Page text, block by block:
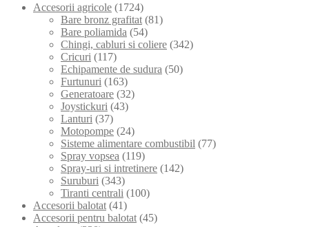
Accesorii agricole (1724)
Bare bronz grafitat (81)
Bare poliamida (54)
Chingi, cabluri si coliere (342)
Cricuri (117)
Echipamente de sudura (50)
Furtunuri (163)
Generatoare (32)
Joystickuri (43)
Lanturi (37)
Motopompe (24)
Sisteme alimentare combustibil (77)
Spray vopsea (119)
Spray-uri si intretinere (142)
Suruburi (343)
Tiranti centrali (100)
Accesorii balotat (41)
Accesorii pentru balotat (45)